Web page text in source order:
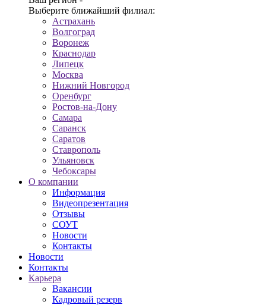
Выберите ближайший филиал:
Астрахань
Волгоград
Воронеж
Краснодар
Липецк
Москва
Нижний Новгород
Оренбург
Ростов-на-Дону
Самара
Саранск
Саратов
Ставрополь
Ульяновск
Чебоксары
О компании
Информация
Видеопрезентация
Отзывы
СОУТ
Новости
Контакты
Новости
Контакты
Карьера
Вакансии
Кадровый резерв